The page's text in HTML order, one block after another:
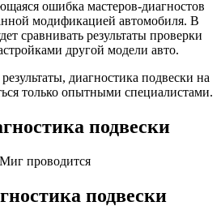
ошибка мастеров-диагностов
модификацией автомобиля. В
сравнивать результаты проверки
другой модели авто.
диагностика подвески на
только опытными специалистами.
подвески
проводится
подвески